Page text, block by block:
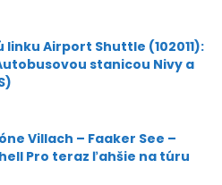
linku Airport Shuttle (102011):
stanicou Nivy a
Villach – Faaker See –
Pro teraz ľahšie na túru